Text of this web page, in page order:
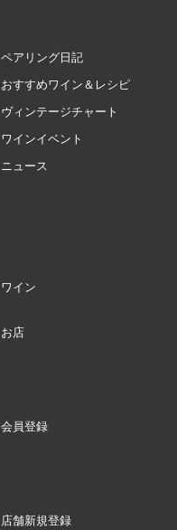
ペアリング日記
おすすめワイン＆レシピ
ヴィンテージチャート
ワインイベント
ニュース
ワイン
お店
会員登録
店舗新規登録